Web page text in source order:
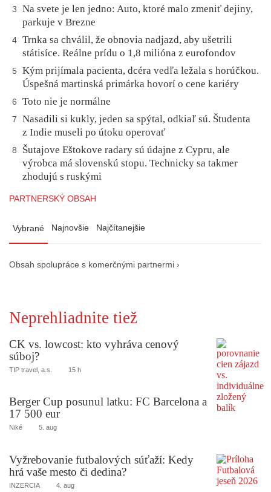
3
Na svete je len jedno: Auto, ktoré malo zmeniť dejiny,
parkuje v Brezne
4 Trnka sa chválil, že obnovia nadjazd, aby ušetrili
státisíce. Reálne prídu o 1,8 milióna z eurofondov
5
Kým prijímala pacienta, dcéra vedľa ležala s horúčkou.
Úspešná martinská primárka hovorí o cene kariéry
6 Toto nie je normálne
7
Nasadili si kukly, jeden sa spýtal, odkiaľ sú. Študenta
z Indie museli po útoku operovať
8
Šutajove Eštokove radary sú údajne z Cypru, ale
výrobca má slovenskú stopu. Technicky sa takmer
zhodujú s ruskými
PARTNERSKÝ OBSAH
Vybrané Najnovšie Najčítanejšie
Obsah spolupráce s komerčnými partnermi ›
Neprehliadnite tiež
CK vs. lowcost: kto vyhráva cenový
súboj?
TIP travel, a.s. 15 h
Berger Cup posunul latku: FC Barcelona a
17 500 eur
Niké 5. aug
Vyžrebovanie futbalových súťaží: Kedy
hrá vaše mesto či dedina?
INZERCIA 4. aug